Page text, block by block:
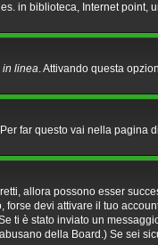
in biblioteca, Internet
in linea. Attivando questa
far questo vai nella pagina
allora possono esser
devi attivare il tuo
ti è stato inviato un
della Board.) Se sei